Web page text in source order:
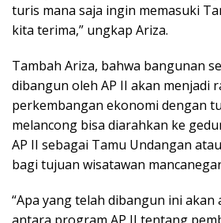
turis mana saja ingin memasuki
kita terima,” ungkap Ariza.
Tambah Ariza, bahwa bangunan
dibangun oleh AP II akan menjadi
perkembangan ekonomi dengan
melancong bisa diarahkan ke
AP II sebagai Tamu Undangan
bagi tujuan wisatawan
“Apa yang telah dibangun ini akan